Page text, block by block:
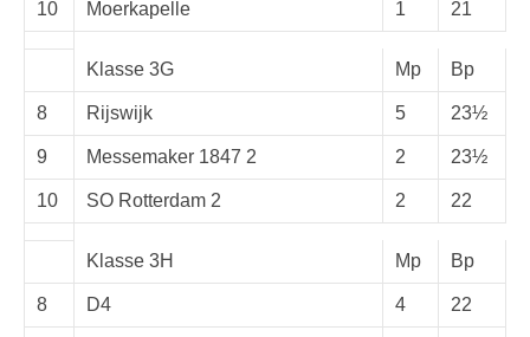
10 Moerkapelle 1 21
Klasse 3G Mp Bp
8 Rijswijk 5 23½
9 Messemaker 1847 2 2 23½
10 SO Rotterdam 2 2 22
Klasse 3H Mp Bp
8 D4 4 22